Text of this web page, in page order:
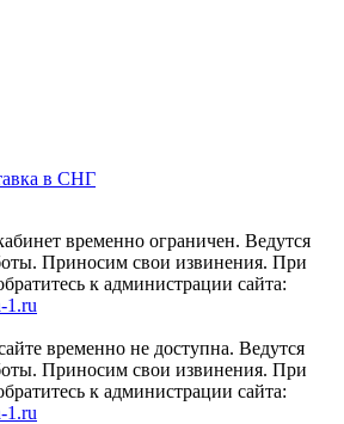
в СНГ
временно ограничен. Ведутся
Приносим свои извинения. При
к администрации сайта:
1.ru
временно не доступна. Ведутся
Приносим свои извинения. При
к администрации сайта:
1.ru